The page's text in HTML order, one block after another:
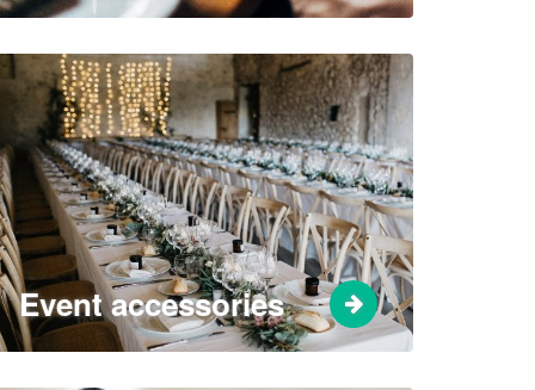
Event accessories